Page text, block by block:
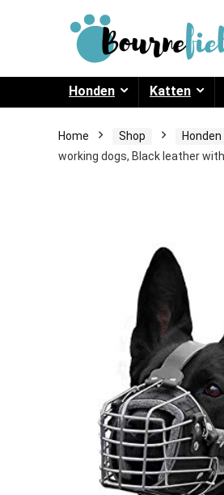
Honden Katten
Home Shop Honden
working dogs, Black leather